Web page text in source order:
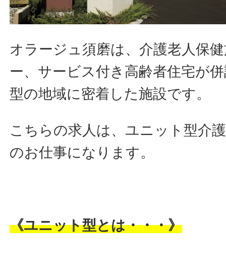
オラージュ須磨は、介護老人保
ー、サービス付き高齢者住宅が
型の地域に密着した施設です。
こちらの求人は、ユニット型介
のお仕事になります。
《ユニット型とは・・・》